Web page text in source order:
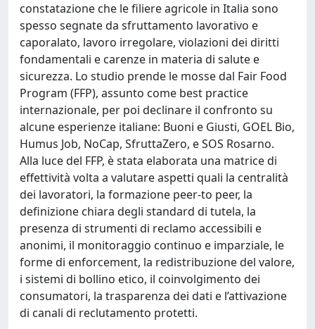
constatazione che le filiere agricole in Italia sono
spesso segnate da sfruttamento lavorativo e
caporalato, lavoro irregolare, violazioni dei diritti
fondamentali e carenze in materia di salute e
sicurezza. Lo studio prende le mosse dal Fair Food
Program (FFP), assunto come best practice
internazionale, per poi declinare il confronto su
alcune esperienze italiane: Buoni e Giusti, GOEL Bio,
Humus Job, NoCap, SfruttaZero, e SOS Rosarno.
Alla luce del FFP, è stata elaborata una matrice di
effettività volta a valutare aspetti quali la centralità
dei lavoratori, la formazione peer-to peer, la
definizione chiara degli standard di tutela, la
presenza di strumenti di reclamo accessibili e
anonimi, il monitoraggio continuo e imparziale, le
forme di enforcement, la redistribuzione del valore,
i sistemi di bollino etico, il coinvolgimento dei
consumatori, la trasparenza dei dati e l’attivazione
di canali di reclutamento protetti.